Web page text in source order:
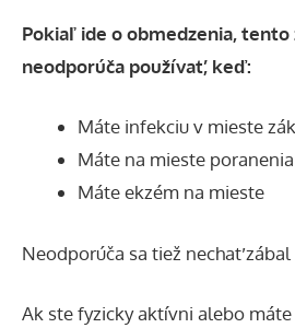
Pokiaľ ide o obmedzenia, tento
neodporúča používať, keď:
Máte infekciu v mieste
Máte na mieste
Máte ekzém na mieste
Neodporúča sa tiež nechať
Ak ste fyzicky aktívni alebo